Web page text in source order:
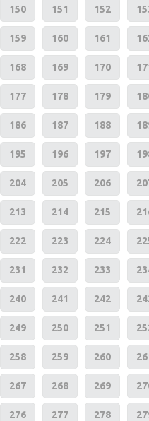
150 151 152
159 160 161
168 169 170
177 178 179
186 187 188
195 196 197
204 205 206
213 214 215
222 223 224
231 232 233
240 241 242
249 250 251
258 259 260
267 268 269
276 277 278